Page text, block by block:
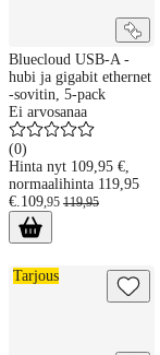
Bluecloud USB-A -
hubi ja gigabit ethernet
-sovitin, 5-pack
Ei arvosanaa
(0)
Hinta nyt 109,95 €,
normaalihinta 119,95
€. 109,95 119,95
Bluecloud USB-C-
Tarjous